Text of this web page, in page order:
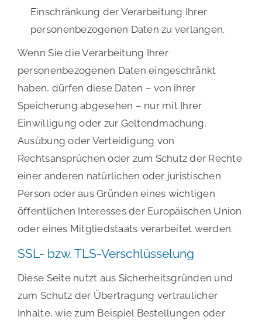
Einschränkung der Verarbeitung Ihrer
personenbezogenen Daten zu verlangen.
Wenn Sie die Verarbeitung Ihrer
personenbezogenen Daten eingeschränkt
haben, dürfen diese Daten – von ihrer
Speicherung abgesehen – nur mit Ihrer
Einwilligung oder zur Geltendmachung,
Ausübung oder Verteidigung von
Rechtsansprüchen oder zum Schutz der Rechte
einer anderen natürlichen oder juristischen
Person oder aus Gründen eines wichtigen
öffentlichen Interesses der Europäischen Union
oder eines Mitgliedstaats verarbeitet werden.
SSL- bzw. TLS-Verschlüsselung
Diese Seite nutzt aus Sicherheitsgründen und
zum Schutz der Übertragung vertraulicher
Inhalte, wie zum Beispiel Bestellungen oder